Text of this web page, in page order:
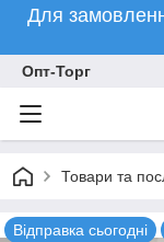
Для
Опт-Торг
Товари та
Відправка сьогодні